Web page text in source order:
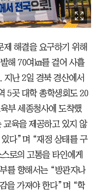
해결을 요구하기 위해
해 70여㎞를 걸어 사흘
지난 2일 경북 경산에서
5곳 대학 총학생회도 20
부 세종청사에 도착했
육을 제공하고 있지 않
다”며 “재정 상태를 구
로의 고통을 타인에게
를 향해서는 “방관자나
을 가져야 한다”며 “학